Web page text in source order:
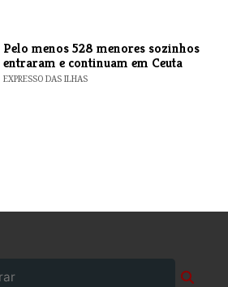
Pelo menos 528 menores sozinhos
entraram e continuam em Ceuta
EXPRESSO DAS ILHAS